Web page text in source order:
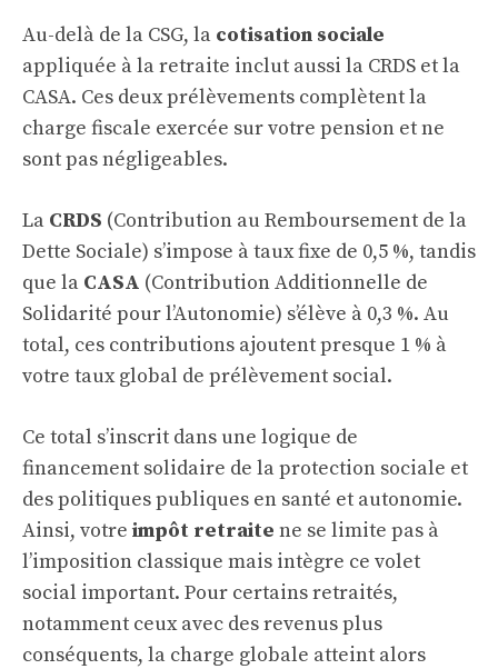
Au-delà de la CSG, la cotisation sociale
appliquée à la retraite inclut aussi la CRDS et la
CASA. Ces deux prélèvements complètent la
charge fiscale exercée sur votre pension et ne
sont pas négligeables.
La CRDS (Contribution au Remboursement de la
Dette Sociale) s’impose à taux fixe de 0,5 %, tandis
que la CASA (Contribution Additionnelle de
Solidarité pour l’Autonomie) s’élève à 0,3 %. Au
total, ces contributions ajoutent presque 1 % à
votre taux global de prélèvement social.
Ce total s’inscrit dans une logique de
financement solidaire de la protection sociale et
des politiques publiques en santé et autonomie.
Ainsi, votre impôt retraite ne se limite pas à
l’imposition classique mais intègre ce volet
social important. Pour certains retraités,
notamment ceux avec des revenus plus
conséquents, la charge globale atteint alors